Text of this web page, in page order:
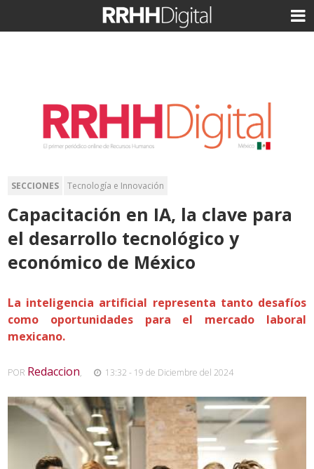
SECCIONES Tecnología e Innovación
Capacitación en IA, la clave para
el desarrollo tecnológico y
económico de México
La inteligencia artificial representa tanto desafíos
como oportunidades para el mercado laboral
mexicano.
POR Redaccion, 13:32 - 19 de Diciembre del 2024